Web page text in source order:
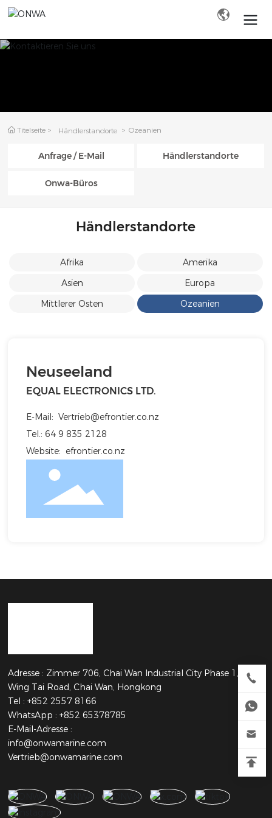
Titelseite Händlerstandorte Ozeanien
Anfrage / E-Mail Händlerstandorte
Onwa-Büros
Händlerstandorte
Afrika
Amerika
Asien
Europa
Mittlerer Osten
Ozeanien
Neuseeland
EQUAL ELECTRONICS LTD.
E-Mail:Vertrieb@efrontier.co.nz
Tel.:64 9 835 2128
Website: efrontier.co.nz
Adresse : Zimmer 706, Chai Wan Industrial City Phase 1, 60
Wing Tai Road, Chai Wan, Hongkong
Tel :+852 2557 8166
WhatsApp : +852 65378785
E-Mail-Adresse :
info@onwamarine.com
Vertrieb@onwamarine.com